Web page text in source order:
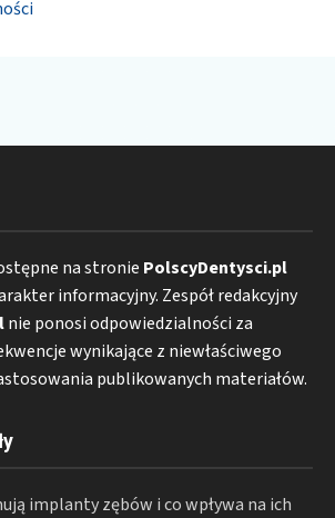
na stronie PolscyDentysci.pl
informacyjny. Zespół redakcyjny
nie ponosi odpowiedzialności za
wynikające z niewłaściwego
publikowanych materiałów.
implanty zębów i co wpływa na ich